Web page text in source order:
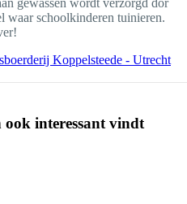
waar schoolkinderen tuinieren.
Koppelsteede - Utrecht
ook interessant vindt